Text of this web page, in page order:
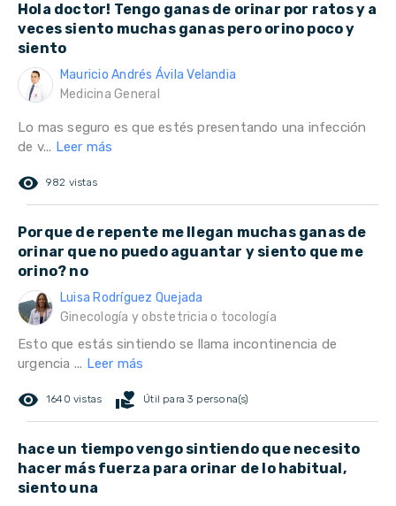
Hola doctor! Tengo ganas de orinar por ratos y a
veces siento muchas ganas pero orino poco y
siento
Mauricio Andrés Ávila Velandia
Medicina General
Lo mas seguro es que estés presentando una infección
de v... Leer más
remove_red_eye 982 vistas
Porque de repente me llegan muchas ganas de
orinar que no puedo aguantar y siento que me
orino? no
Luisa Rodríguez Quejada
Ginecología y obstetricia o tocología
Esto que estás sintiendo se llama incontinencia de
urgencia ... Leer más
remove_red_eye 1640 vistas volunteer_activism Útil para 3 persona(s)
hace un tiempo vengo sintiendo que necesito
hacer más fuerza para orinar de lo habitual,
siento una